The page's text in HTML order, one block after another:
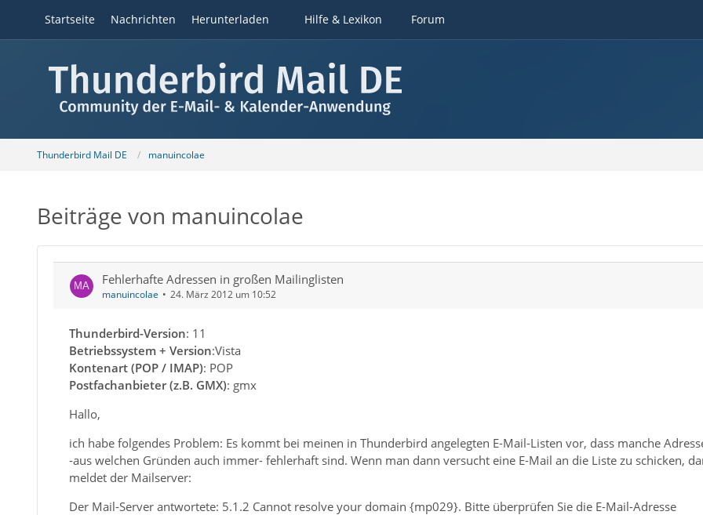
Startseite Nachrichten Herunterladen Hilfe & Lexikon Forum
Thunderbird Mail DE manuincolae
Beiträge von manuincolae
Fehlerhafte Adressen in großen Mailinglisten
manuincolae 24. März 2012 um 10:52
Thunderbird-Version: 11
Betriebssystem + Version:Vista
Kontenart (POP / IMAP): POP
Postfachanbieter (z.B. GMX): gmx
Hallo,
ich habe folgendes Problem: Es kommt bei meinen in Thunderbird angelegten E-Mail-Listen vor, dass manche
-aus welchen Gründen auch immer- fehlerhaft sind. Wenn man dann versucht eine E-Mail an die Liste zu schicken,
meldet der Mailserver:
Der Mail-Server antwortete: 5.1.2 Cannot resolve your domain {mp029}. Bitte überprüfen Sie die E-Mail-Adresse